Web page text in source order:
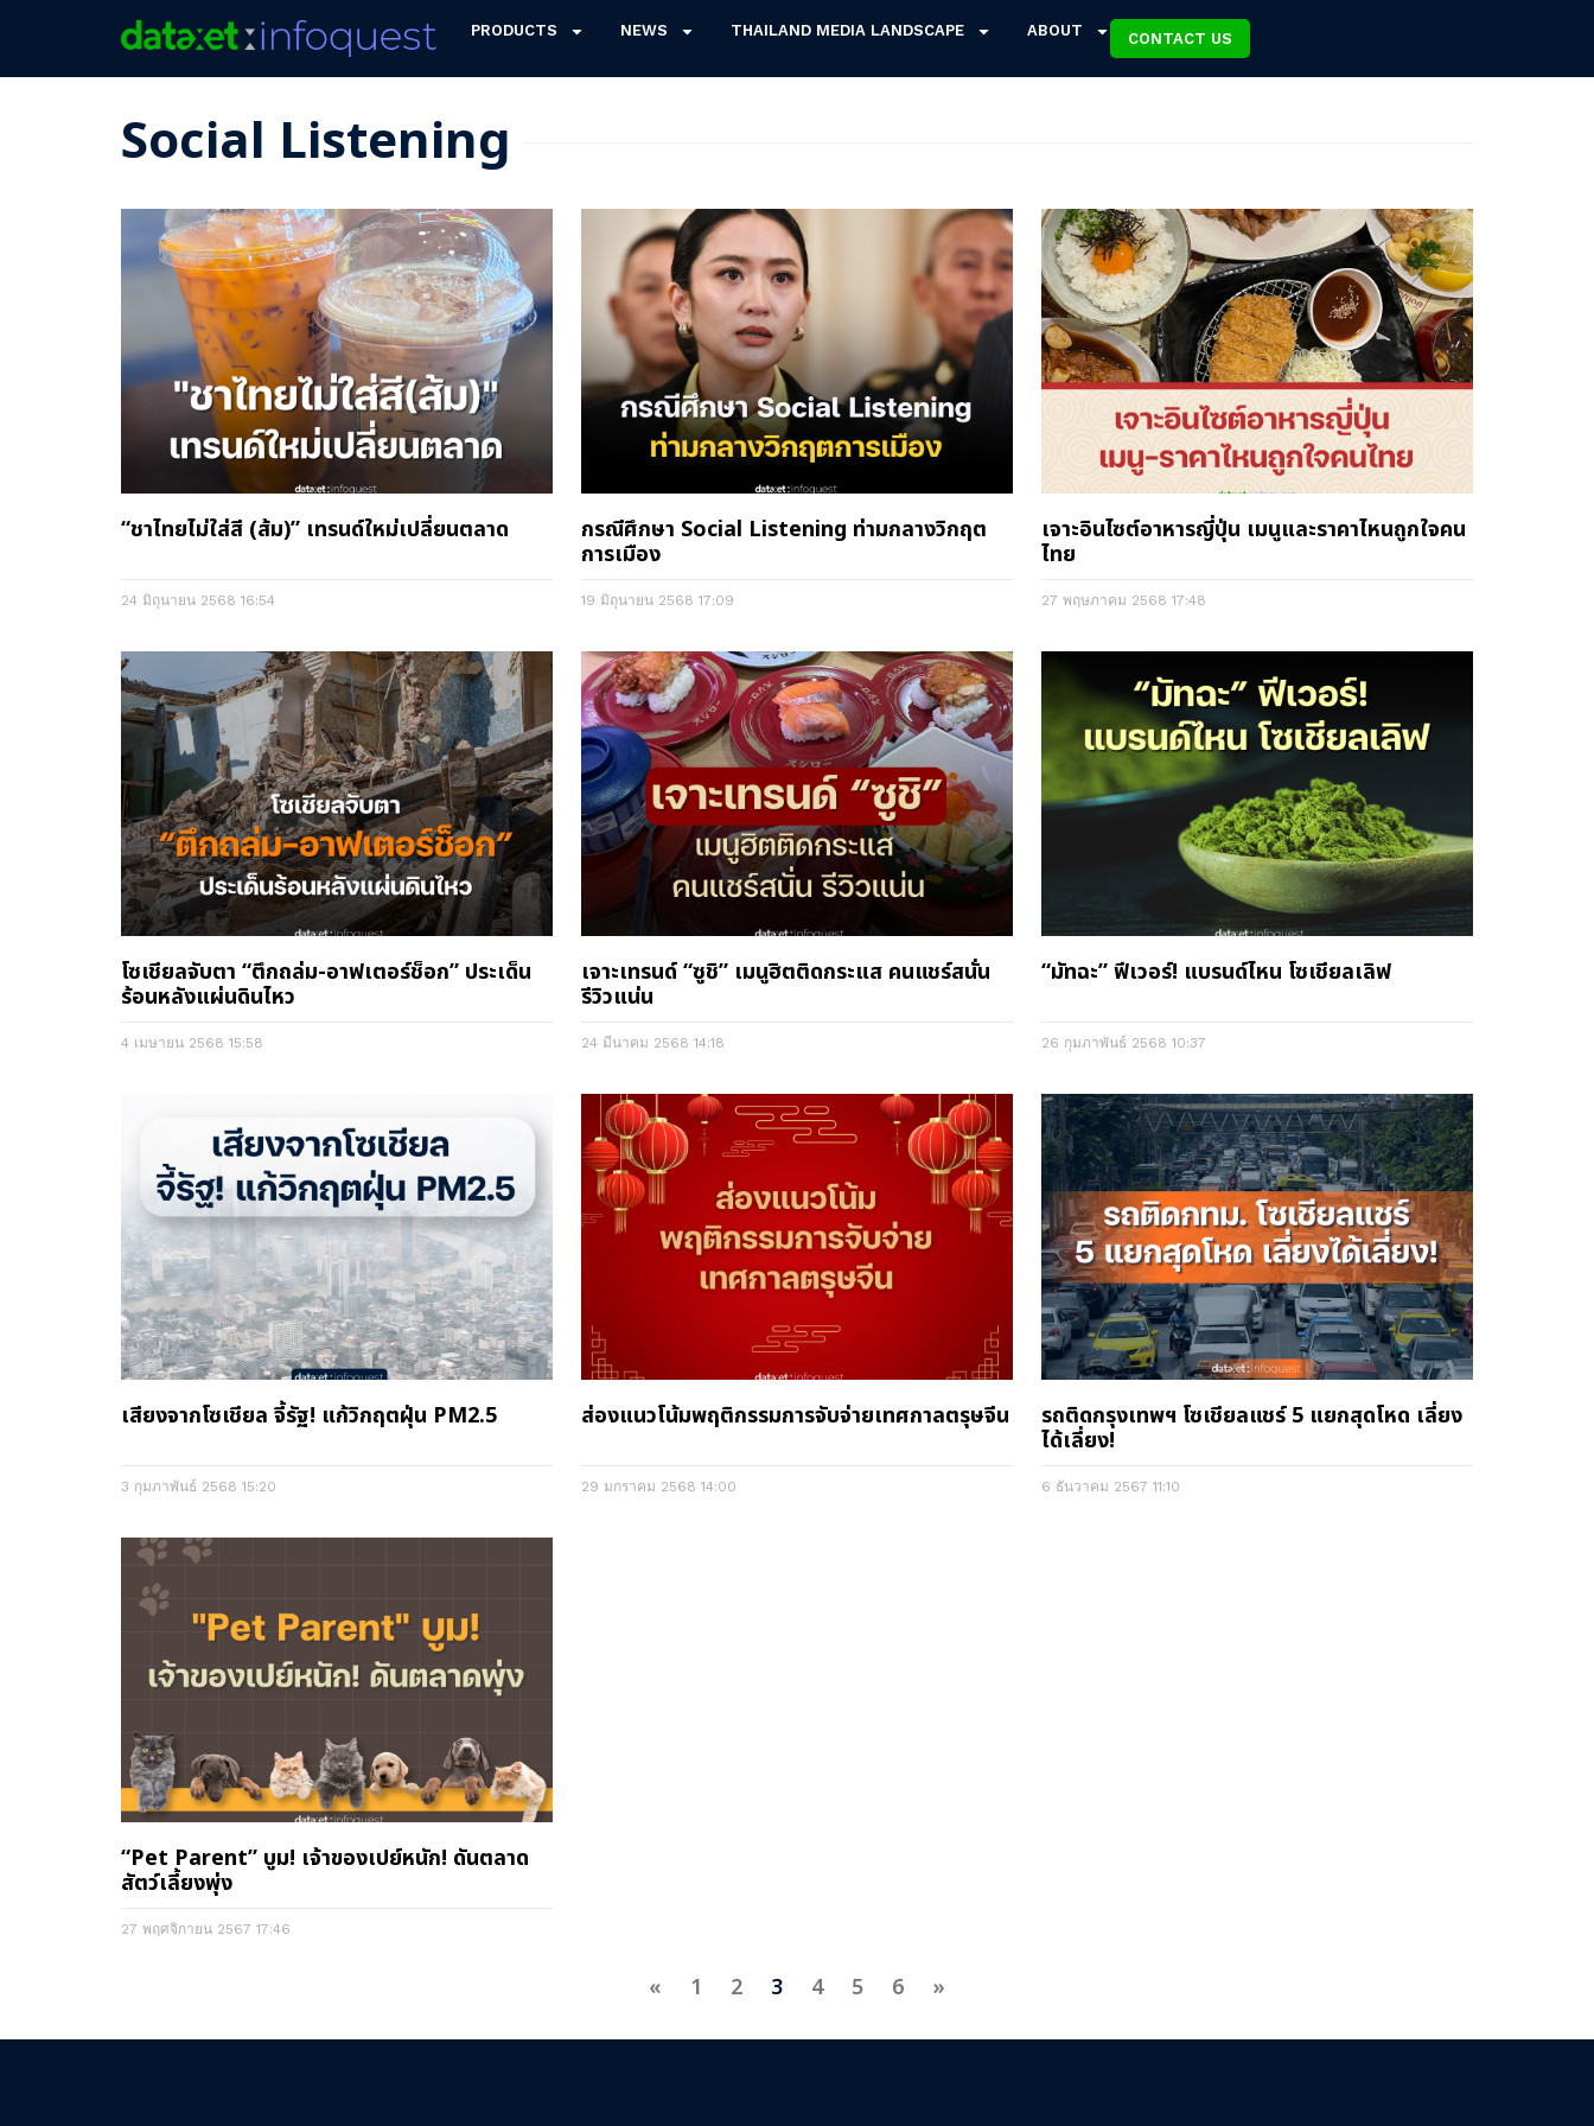
PRODUCTS NEWS THAILAND MEDIA LANDSCAPE ABOUT CONTACT US
Social Listening
“ชาไทยไม่ใส่สี (ส้ม)” เทรนด์ใหม่เปลี่ยนตลาด
24 มิถุนายน 2568 16:54
กรณีศึกษา Social Listening ท่ามกลางวิกฤต
การเมือง
19 มิถุนายน 2568 17:09
เจาะอินไซต์อาหารญี่ปุ่น เมนูและราคาไหนถูกใจคน
ไทย
27 พฤษภาคม 2568 17:48
โซเชียลจับตา “ตึกถล่ม-อาฟเตอร์ช็อก” ประเด็น
ร้อนหลังแผ่นดินไหว
4 เมษายน 2568 15:58
เจาะเทรนด์ “ซูชิ” เมนูฮิตติดกระแส คนแชร์สนั่น
รีวิวแน่น
24 มีนาคม 2568 14:18
“มัทฉะ” ฟีเวอร์! แบรนด์ไหน โซเชียลเลิฟ
26 กุมภาพันธ์ 2568 10:37
เสียงจากโซเชียล จี้รัฐ! แก้วิกฤตฝุ่น PM2.5
3 กุมภาพันธ์ 2568 15:20
ส่องแนวโน้มพฤติกรรมการจับจ่ายเทศกาลตรุษจีน
29 มกราคม 2568 14:00
รถติดกรุงเทพฯ โซเชียลแชร์ 5 แยกสุดโหด เลี่ยง
ได้เลี่ยง!
6 ธันวาคม 2567 11:10
“Pet Parent” บูม! เจ้าของเปย์หนัก! ดันตลาด
สัตว์เลี้ยงพุ่ง
27 พฤศจิกายน 2567 17:46
« 1 2 3 4 5 6 »